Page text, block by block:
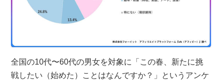
全国の10代〜60代の男女を対象に「この春、新たに挑
戦したい（始めた）ことはなんですか？」というアンケ